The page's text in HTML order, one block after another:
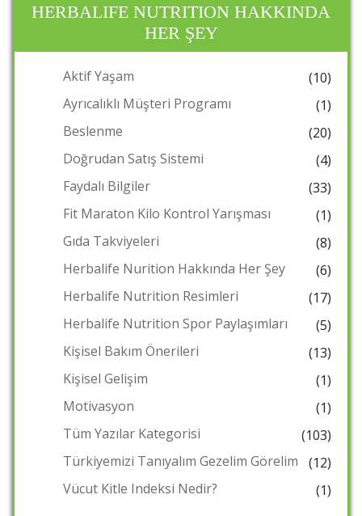
HERBALIFE NUTRITION HAKKINDA
HER ŞEY
Aktif Yaşam
(10)
Ayrıcalıklı Müşteri Programı
(1)
Beslenme
(20)
Doğrudan Satış Sistemi
(4)
Faydalı Bilgiler
(33)
Fit Maraton Kilo Kontrol Yarışması
(1)
Gıda Takviyeleri
(8)
Herbalife Nurition Hakkında Her Şey
(6)
Herbalife Nutrition Resimleri
(17)
Herbalife Nutrition Spor Paylaşımları
(5)
Kişisel Bakım Önerileri
(13)
Kişisel Gelişim
(1)
Motivasyon
(1)
Tüm Yazılar Kategorisi
(103)
Türkiyemizi Tanıyalım Gezelim Görelim
(12)
Vücut Kitle Indeksi Nedir?
(1)